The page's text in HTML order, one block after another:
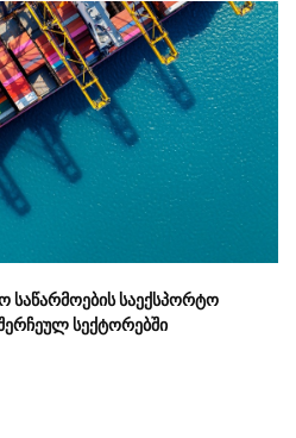
საექსპორტო
სექტორებში